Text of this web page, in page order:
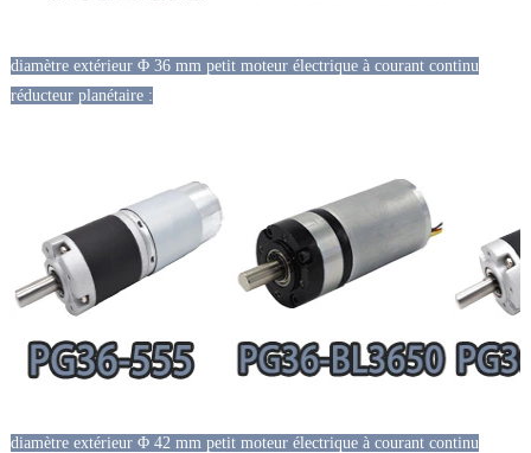
diamètre extérieur Φ 36 mm petit moteur électrique à courant continu
réducteur planétaire :
diamètre extérieur Φ 42 mm petit moteur électrique à courant continu